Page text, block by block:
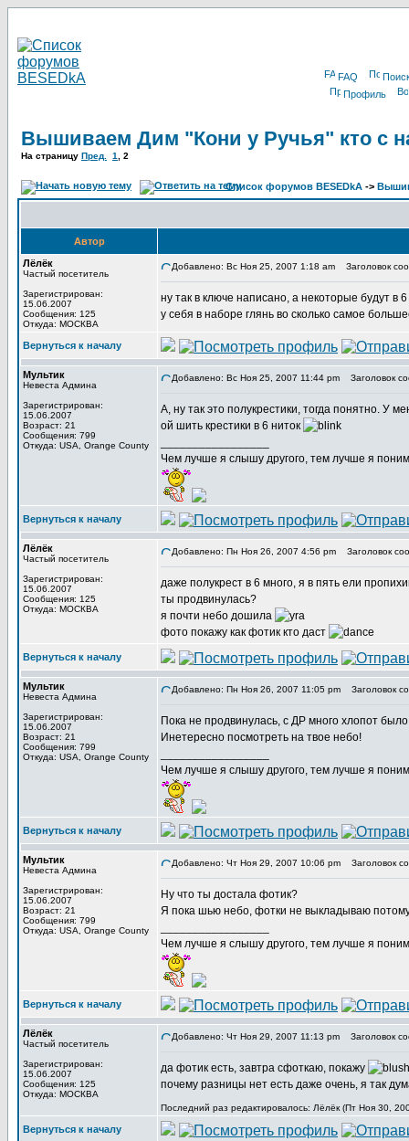
FAQ
Профиль
Вышиваем Дим "Кони у Ручья" кто с
На страницу Пред. 1 , 2
Список форумов BESEDkA ->
Автор
Лёлёк
Частый посетитель
Зарегистрирован:
15.06.2007
Сообщения: 125
Откуда: МОСКВА
Добавлено: Вс Ноя 25, 2007 1:18 am Заголовок
ну так в ключе написано, а некоторые будут в 6
у себя в наборе глянь во сколько самое
Вернуться к началу
Мультик
Невеста Админа
Зарегистрирован:
15.06.2007
Возраст: 21
Сообщения: 799
Откуда: USA, Orange County
Добавлено: Вс Ноя 25, 2007 11:44 pm Заголовок
А, ну так это полукрестики, тогда понятно.
ой шить крестики в 6 ниток
Чем лучше я слышу другого, тем лучше я
Вернуться к началу
Лёлёк
Частый посетитель
Зарегистрирован:
15.06.2007
Сообщения: 125
Откуда: МОСКВА
Добавлено: Пн Ноя 26, 2007 4:56 pm Заголовок
даже полукрест в 6 много, я в пять ели
ты продвинулась?
я почти небо дошила
фото покажу как фотик кто даст
Вернуться к началу
Мультик
Невеста Админа
Зарегистрирован:
15.06.2007
Возраст: 21
Сообщения: 799
Откуда: USA, Orange County
Добавлено: Пн Ноя 26, 2007 11:05 pm Заголовок
Пока не продвинулась, с ДР много хлопот
Инетересно посмотреть на твое небо!
Чем лучше я слышу другого, тем лучше я
Вернуться к началу
Мультик
Невеста Админа
Зарегистрирован:
15.06.2007
Возраст: 21
Сообщения: 799
Откуда: USA, Orange County
Добавлено: Чт Ноя 29, 2007 10:06 pm Заголовок
Ну что ты достала фотик?
Я пока шью небо, фотки не выкладываю
Чем лучше я слышу другого, тем лучше я
Вернуться к началу
Лёлёк
Частый посетитель
Зарегистрирован:
15.06.2007
Сообщения: 125
Откуда: МОСКВА
Добавлено: Чт Ноя 29, 2007 11:13 pm Заголовок
да фотик есть, завтра сфоткаю, покажу
почему разницы нет есть даже очень, я так
Последний раз редактировалось: Лёлёк (Пт Ноя 30,
Вернуться к началу